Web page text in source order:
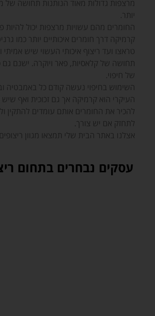
מרצפות גדולות מאוד הנותנות תחושה
יותר.
החומרים מהם עשויות מרצפות יכול להיות
קרמיקה דרך חומרים איכותיים יותר כמו
טראצו ועד ריצוף איכותי העשוי שיש אמיתי
תחושה של קלאסיות, פאר ויוקרה. ישנם גם
של חיפוי.
השימוש בחיפוי נעשה קודם כל באמבטיה
העיקרי הוא קרמיקה אך גם זכוכית ואף
להכיר את החומרים אותם עומדים להתקין
לתחזק אם יש צורך.
אצלנו באתר הבית שלי תמצאו מגוון ריצופים
עסקים נבחרים בתחום